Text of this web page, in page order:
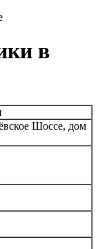
в
Шоссе, дом